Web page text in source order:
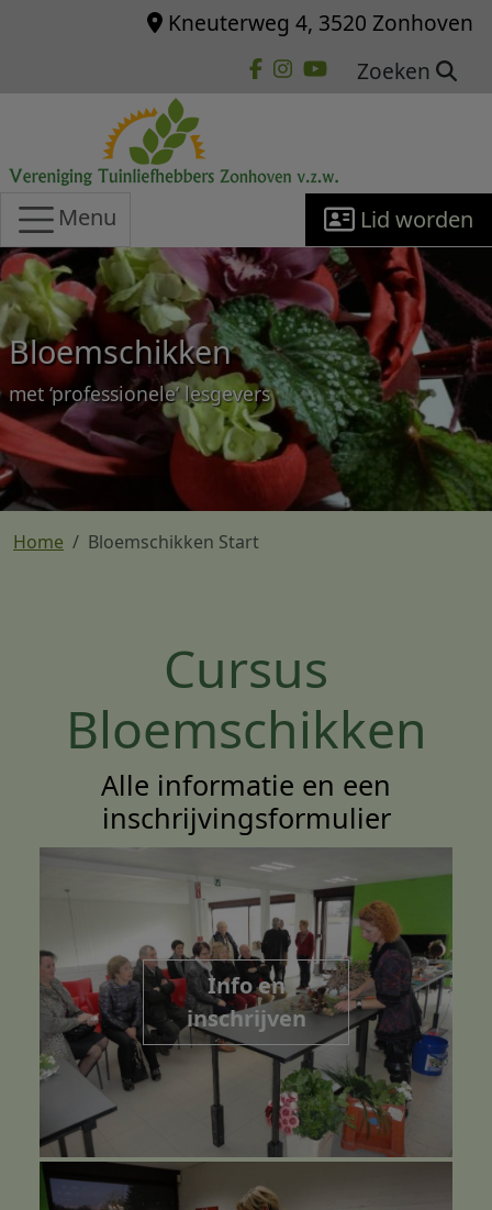
Overslaan en naar de inhoud gaanKneuterweg 4, 3520 Zonhoven
Zoeken
Menu Lid worden
Bloemschikken
met ‘professionele’ lesgevers
Home Bloemschikken Start
Cursus
Bloemschikken
Alle informatie en een
inschrijvingsformulier
Info en
inschrijven